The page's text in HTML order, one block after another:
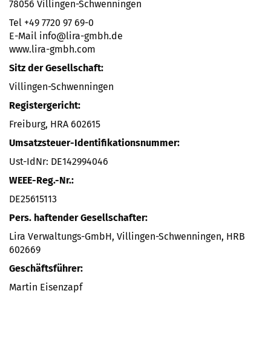
78056 Villingen-Schwenningen
Tel +49 7720 97 69-0
E-Mail info@lira-gmbh.de
www.lira-gmbh.com
Sitz der Gesellschaft:
Villingen-Schwenningen
Registergericht:
Freiburg, HRA 602615
Umsatzsteuer-Identifikationsnummer:
Ust-IdNr: DE142994046
WEEE-Reg.-Nr.:
DE25615113
Pers. haftender Gesellschafter:
Lira Verwaltungs-GmbH, Villingen-Schwenningen, HRB
602669
Geschäftsführer:
Martin Eisenzapf